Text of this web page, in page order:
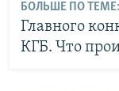
БОЛЬШЕ ПО ТЕМЕ:
Главного
КГБ. Что